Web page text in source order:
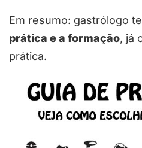
Em resumo: gastrólogo
prática e a formação, já
prática.